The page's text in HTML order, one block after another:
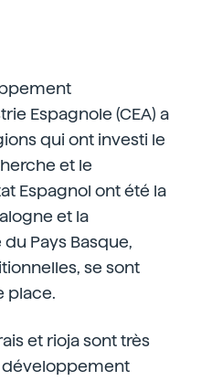
Espagnole (CEA) a
qui ont investi le
et le
Espagnol ont été la
et la
Pays Basque,
se sont
place.
et rioja sont très